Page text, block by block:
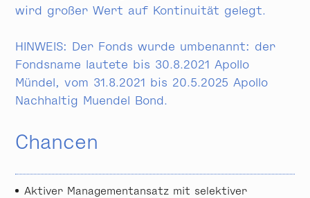
wird großer Wert auf Kontinuität gelegt.
HINWEIS: Der Fonds wurde umbenannt: der
Fondsname lautete bis 30.8.2021 Apollo
Mündel, vom 31.8.2021 bis 20.5.2025 Apollo
Nachhaltig Muendel Bond.
Chancen
Aktiver Managementansatz mit selektiver